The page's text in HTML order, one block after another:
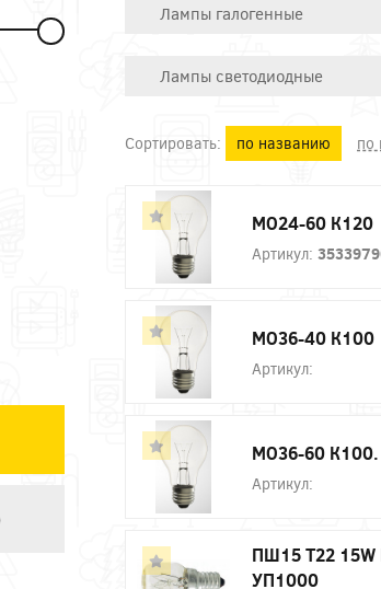
Лампы галогенные
Лампы светодиодные
Сортировать: по названию по
МО24-60 К120
Артикул:
МО36-40 К100
Артикул:
МО36-60 К100.
Артикул:
ПШ15 T22 15W
УП1000